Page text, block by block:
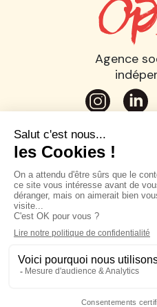
Agence
Planning
Stratégie
Social media
Agence